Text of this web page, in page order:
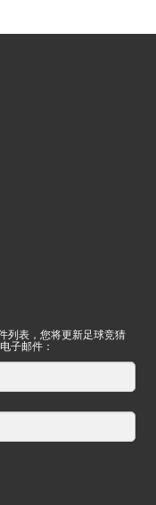
列表，您将更新足球竞猜
子邮件：